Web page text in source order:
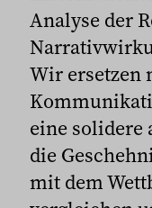
Analyse der
Wir ersetzen
eine solidere
die
mit dem